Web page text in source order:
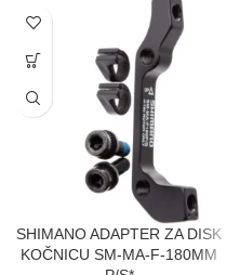
SHIMANO ADAPTER ZA DISK
KOČNICU SM-MA-F-180MM